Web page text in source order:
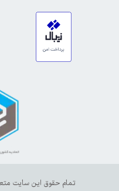
تمام حقوق این سایت